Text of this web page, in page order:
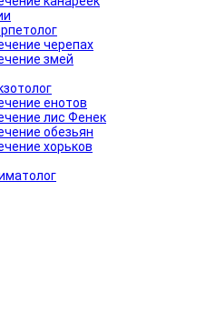
черепах
змей
енотов
лис Фенек
обезьян
хорьков